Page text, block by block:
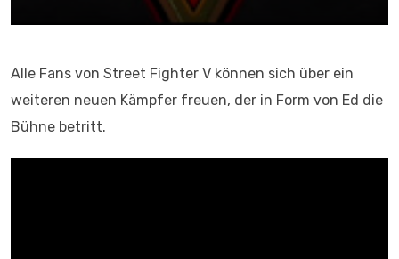
Alle Fans von Street Fighter V können sich über ein
weiteren neuen Kämpfer freuen, der in Form von Ed die
Bühne betritt.